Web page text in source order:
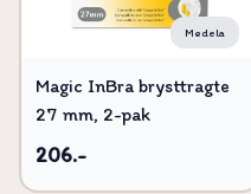
Medela
Magic InBra brysttragte
27 mm, 2-pak
206.-